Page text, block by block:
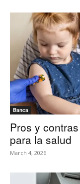
Banca
Pros y
para la salud
March 4, 2026